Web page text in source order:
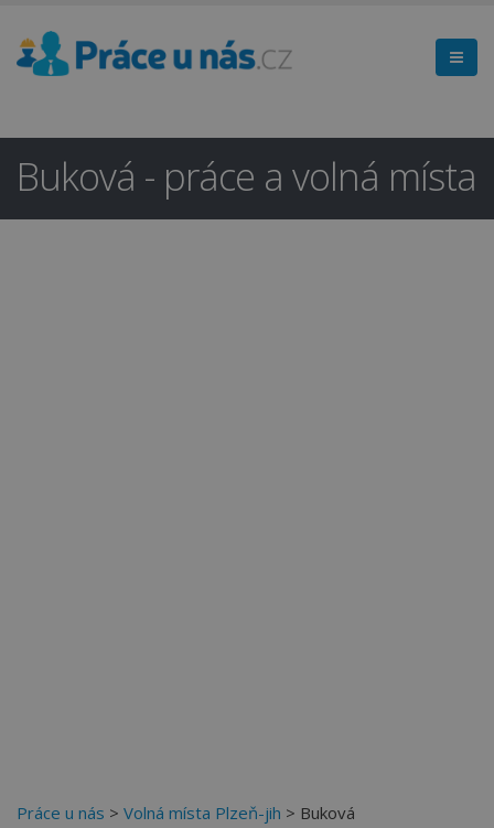
Buková - práce a volná místa
Práce u nás > Volná místa Plzeň-jih > Buková